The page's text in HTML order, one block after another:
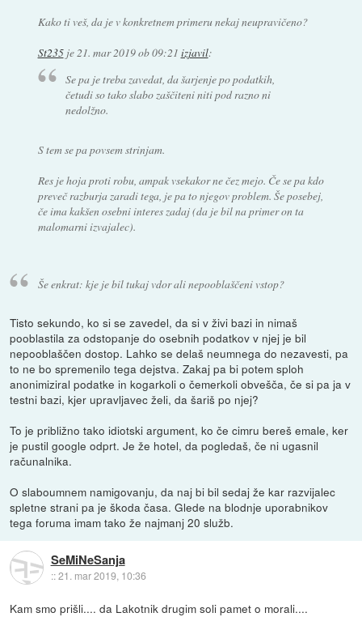
Kako ti veš, da je v konkretnem primeru nekaj neupravičeno?
St235je21. mar 2019 ob 09:21 izjavil:
Se pa je treba zavedat, da šarjenje po podatkih,
četudi so tako slabo zaščiteni niti pod razno ni
nedolžno.
S tem se pa povsem strinjam.
Res je hoja proti robu, ampak vsekakor ne čez mejo. Če se pa kdo
preveč razburja zaradi tega, je pa to njegov problem. Še posebej,
če ima kakšen osebni interes zadaj (da je bil na primer on ta
malomarni izvajalec).
Še enkrat: kje je bil tukaj vdor ali nepooblaščeni vstop?
Tisto sekundo, ko si se zavedel, da si v živi bazi in nimaš
pooblastila za odstopanje do osebnih podatkov v njej je bil
nepooblaščen dostop. Lahko se delaš neumnega do nezavesti, pa
to ne bo spremenilo tega dejstva. Zakaj pa bi potem sploh
anonimiziral podatke in kogarkoli o čemerkoli obvešča, če si pa ja v
testni bazi, kjer upravljavec želi, da šariš po njej?
To je približno tako idiotski argument, ko če cimru bereš emale, ker
je pustil google odprt. Je že hotel, da pogledaš, če ni ugasnil
računalnika.
O slaboumnem namigovanju, da naj bi bil sedaj že kar razvijalec
spletne strani pa je škoda časa. Glede na blodnje uporabnikov
tega foruma imam tako že najmanj 20 služb.
SeMiNeSanja
::21. mar 2019, 10:36
Kam smo prišli.... da Lakotnik drugim soli pamet o morali....